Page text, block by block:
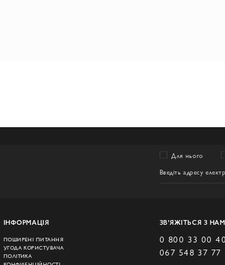
Для нього
ІНФОРМАЦІЯ
ПОШИРЕНІ ПИТАННЯ
УГОДА КОРИСТУВАЧА
ПОЛІТИКА
ЗВ’ЯЖІТЬСЯ З
0 800 33 00 40
067 548 37 77